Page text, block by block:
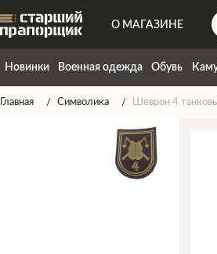
О МАГАЗИНЕ
ДОСТАВКА
КОНТАКТЫ
НАПИСАТЬ НАМ
ТАБЛИЦА РАЗМЕРОВ
Новинки Военная одежда Обувь
Главная Символика Шеврон 4